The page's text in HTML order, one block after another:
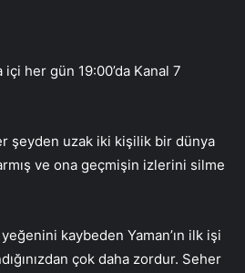
her gün 19:00’da Kanal 7
şeyden uzak iki kişilik bir dünya
ve ona geçmişin izlerini silme
kaybeden Yaman’ın ilk işi
çok daha zordur. Seher